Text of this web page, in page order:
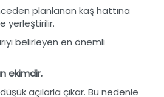
planlanan kaş hattına
yerleştirilir.
belirleyen en önemli
ekimdir.
açılarla çıkar. Bu nedenle